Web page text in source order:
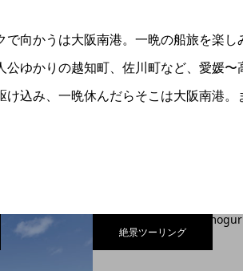
向かうは大阪南港。一晩の船旅を楽
公ゆかりの越知町、佐川町など、愛媛
け込み、一晩休んだらそこは大阪南港
絶景ツーリング